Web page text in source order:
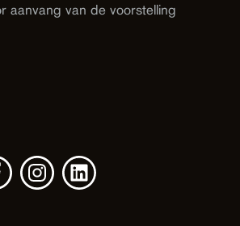
aanvang van de voorstelling